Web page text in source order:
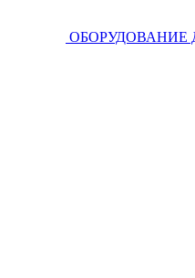
ОБОРУДОВАНИЕ